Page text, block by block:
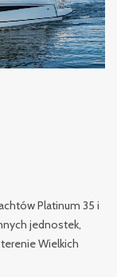
Platinum 35 i
jednostek,
Wielkich